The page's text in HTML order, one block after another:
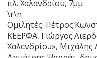
πλ. Χαλανδρίου, 7μμ
\r\n
Ομιλητές: Πέτρος
ΚΕΕΡΦΑ, Γιώργος
Χαλανδρίου», Mιχάλης